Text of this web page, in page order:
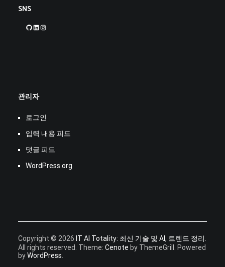
SNS
GitHubLinkedIn
관리자
로그인
입력 내용 피드
댓글 피드
WordPress.org
Copyright © 2026 IT AI Totality: 최신 기술 및 AI, 트렌드 정리.
All rights reserved. Theme: Cenote by ThemeGrill. Powered
byWordPress.